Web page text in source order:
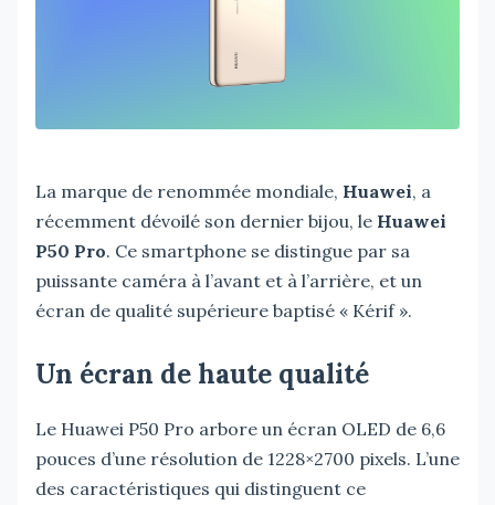
La marque de renommée mondiale, Huawei, a
récemment dévoilé son dernier bijou, le Huawei
P50 Pro. Ce smartphone se distingue par sa
puissante caméra à l’avant et à l’arrière, et un
écran de qualité supérieure baptisé « Kérif ».
Un écran de haute qualité
Le Huawei P50 Pro arbore un écran OLED de 6,6
pouces d’une résolution de 1228×2700 pixels. L’une
des caractéristiques qui distinguent ce